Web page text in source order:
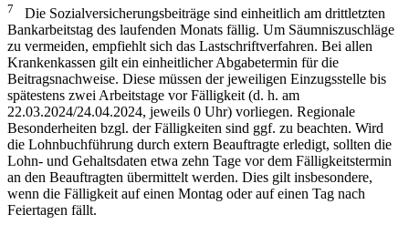
7 Die Sozialversicherungsbeiträge sind einheitlich am drittletzten
Bankarbeitstag des laufenden Monats fällig. Um Säumniszuschläge
zu vermeiden, empfiehlt sich das Lastschriftverfahren. Bei allen
Krankenkassen gilt ein einheitlicher Abgabetermin für die
Beitragsnachweise. Diese müssen der jeweiligen Einzugsstelle bis
spätestens zwei Arbeitstage vor Fälligkeit (d. h. am
22.03.2024/24.04.2024, jeweils 0 Uhr) vorliegen. Regionale
Besonderheiten bzgl. der Fälligkeiten sind ggf. zu beachten. Wird
die Lohnbuchführung durch extern Beauftragte erledigt, sollten die
Lohn- und Gehaltsdaten etwa zehn Tage vor dem Fälligkeitstermin
an den Beauftragten übermittelt werden. Dies gilt insbesondere,
wenn die Fälligkeit auf einen Montag oder auf einen Tag nach
Feiertagen fällt.